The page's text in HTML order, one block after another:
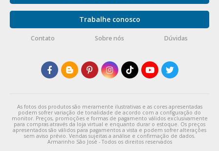
Trabalhe conosco
Contato Sobre nós Dúvidas
As fotos dos produtos são meramente ilustrativas e as cores apresentadas
podem sofrer variação de tonalidade de acordo com a configuração do
monitor. Preços, promoções e formas de pagamento válidos exclusivamente
para compras através da loja virtual e enquanto durar o estoque. Os preços
apresentados são válidos para pagamentos a vista e podem sofrer alterações
sem aviso prévio. Vendas sujeitas a análise e confirmação de dados.
Armarinho São José - Todos os direitos reservados